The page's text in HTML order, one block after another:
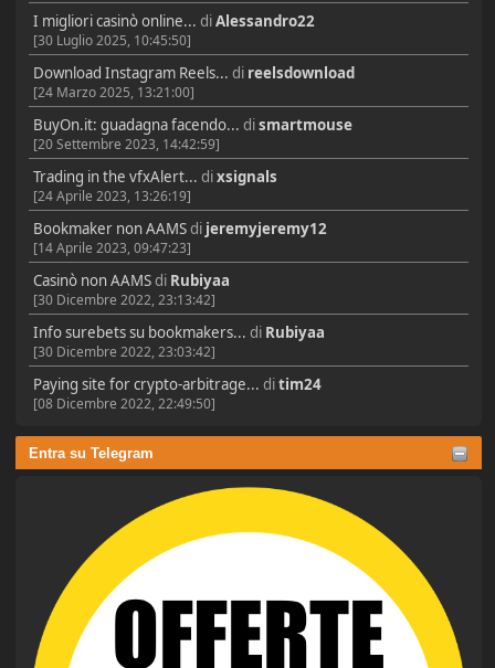
I migliori casinò online... diAlessandro22
[30 Luglio 2025, 10:45:50]
Download Instagram Reels... di reelsdownload
[24 Marzo 2025, 13:21:00]
BuyOn.it: guadagna facendo... dismartmouse
[20 Settembre 2023, 14:42:59]
Trading in the vfxAlert... dixsignals
[24 Aprile 2023, 13:26:19]
Bookmaker non AAMSdi jeremyjeremy12
[14 Aprile 2023, 09:47:23]
Casinò non AAMSdi Rubiyaa
[30 Dicembre 2022, 23:13:42]
Info surebets su bookmakers... di Rubiyaa
[30 Dicembre 2022, 23:03:42]
Paying site for crypto-arbitrage... ditim24
[08 Dicembre 2022, 22:49:50]
Entra su Telegram